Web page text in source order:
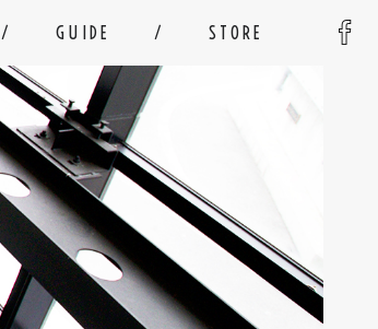
GUIDE STORE